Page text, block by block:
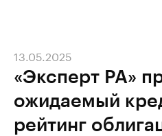
«Эксперт РА»
ожидаемый
рейтинг
13.05.2025